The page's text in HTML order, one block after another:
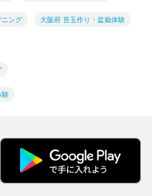
ング 大阪府 苔玉作り・盆栽体験
験